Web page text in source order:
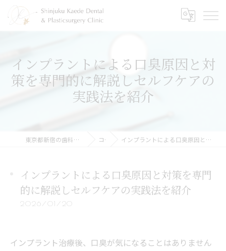
インプラントによる口臭原因と対
策を専門的に解説しセルフケアの
実践法を紹介
東京都新宿の歯科なら新宿かえで歯科・形成外科 コラム インプラントによる口臭原因と対策を専門的に解説しセルフケアの実践法を紹介
インプラントによる口臭原因と対策を専門
的に解説しセルフケアの実践法を紹介
2026/01/20
インプラント治療後、口臭が気になることはありません